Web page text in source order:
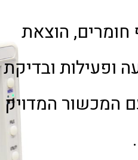
חומרים, הוצאת
ופעילות ובדיקת
המכשור המדויק